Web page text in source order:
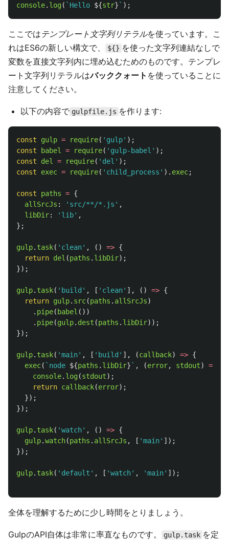
console. log( `Hello ${str} ` );
ここではテンプレート文字列リテラルを使っています。こ
れはES6の新しい構文で、
${} を使った文字列連結なしで
変数を直接文字列内に埋め込むためのものです。テンプレ
ート文字列リテラルはバッククォート を使っていることに
注意してください。
以下の内容で gulpfile.js を作ります:
const gulp = require( ' gulp' );
const
babel = require( ' gulp-babel ' );
const
del = require( ' del ' );
const
exec = require( ' child_process ' ). exec;
const paths = {
allSrcJs : ' src/**/*.js ' ,
libDir: ' lib' ,
};
gulp. task( ' clean' , () => {
return del (paths . libDir);
});
gulp. task( ' build ' , [ ' clean' ], () => {
return gulp. src(paths . allSrcJs)
. pipe( babel ())
. pipe(gulp. dest (paths . libDir));
});
gulp. task( 'main' , [ ' build ' ], (callback) => {
exec( `node ${paths . libDir} ` , (error, stdout) =>
console. log(stdout);
return callback(error);
});
});
gulp. task( 'watch' , () => {
gulp.watch(paths . allSrcJs , [ 'main' ]);
});
gulp. task( ' default ' , [ 'watch' , 'main' ]);
全体を理解するために少し時間をとりましょう。
GulpのAPI自体は非常に率直なものです。 gulp.task を定